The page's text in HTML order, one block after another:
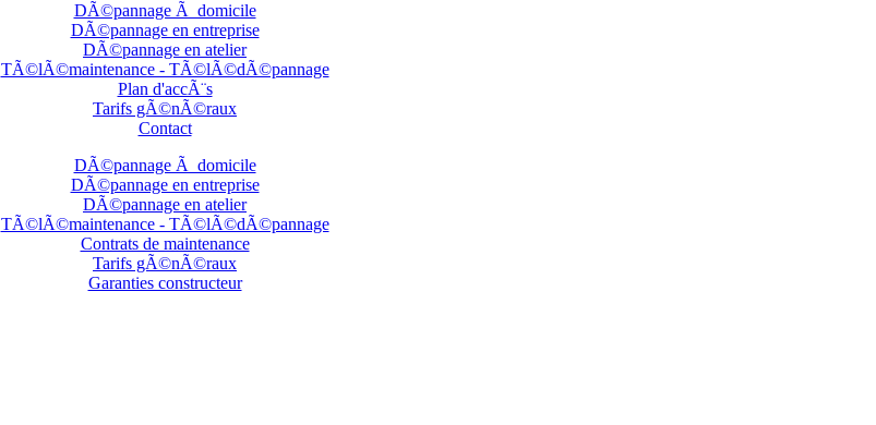
DÃ©pannage Ã domicile
DÃ©pannage en entreprise
DÃ©pannage en atelier
TÃ©lÃ©maintenance - TÃ©lÃ©dÃ©pannage
Plan d'accÃ¨s
Tarifs gÃ©nÃ©raux
Contact
DÃ©pannage Ã domicile
DÃ©pannage en entreprise
DÃ©pannage en atelier
TÃ©lÃ©maintenance - TÃ©lÃ©dÃ©pannage
Contrats de maintenance
Tarifs gÃ©nÃ©raux
Garanties constructeur